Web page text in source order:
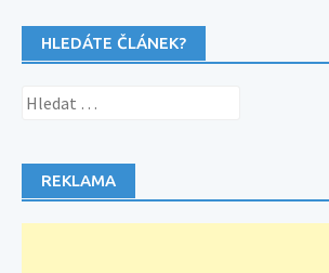
HLEDÁTE ČLÁNEK?
Vyhledávání
REKLAMA